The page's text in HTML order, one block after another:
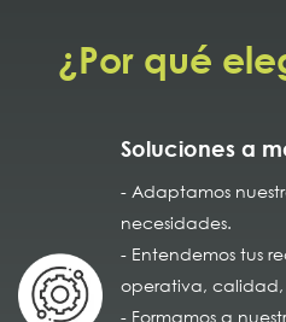
¿Por qué
Soluciones a
- Adaptamos
necesidades.
- Entendemos tus
operativa,
- Formamos a